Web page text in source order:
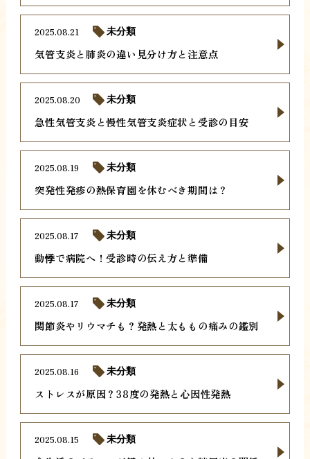
気管支炎と肺炎の違い見分け方と注意点
2025.08.21 未分類
急性気管支炎と慢性気管支炎症状と受診の目安
2025.08.20 未分類
突発性発疹の熱保育園を休むべき期間は？
2025.08.19 未分類
動悸で病院へ！受診時の伝え方と準備
2025.08.17 未分類
関節炎やリウマチも？発熱と太ももの痛みの鑑別
2025.08.17 未分類
ストレスが原因？38度の発熱と心因性発熱
2025.08.16 未分類
2025.08.15 未分類